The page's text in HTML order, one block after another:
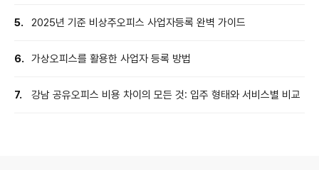
5.
2025년 기준 비상주오피스 사업자등록 완벽 가이드
6. 가상오피스를 활용한 사업자 등록 방법
7. 강남 공유오피스 비용 차이의 모든 것: 입주 형태와 서비스별 비교